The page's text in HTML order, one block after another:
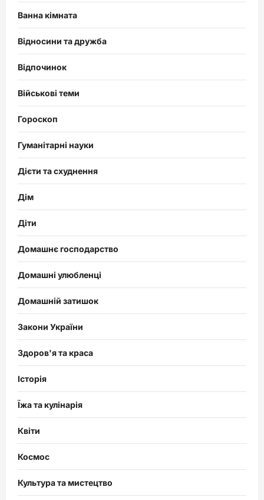
Ванна кімната
Відносини та дружба
Відпочинок
Військові теми
Гороскоп
Гуманітарні науки
Дієти та схуднення
Дім
Діти
Домашнє господарство
Домашні улюбленці
Домашній затишок
Закони України
Здоров'я та краса
Історія
Їжа та кулінарія
Квіти
Космос
Культура та мистецтво